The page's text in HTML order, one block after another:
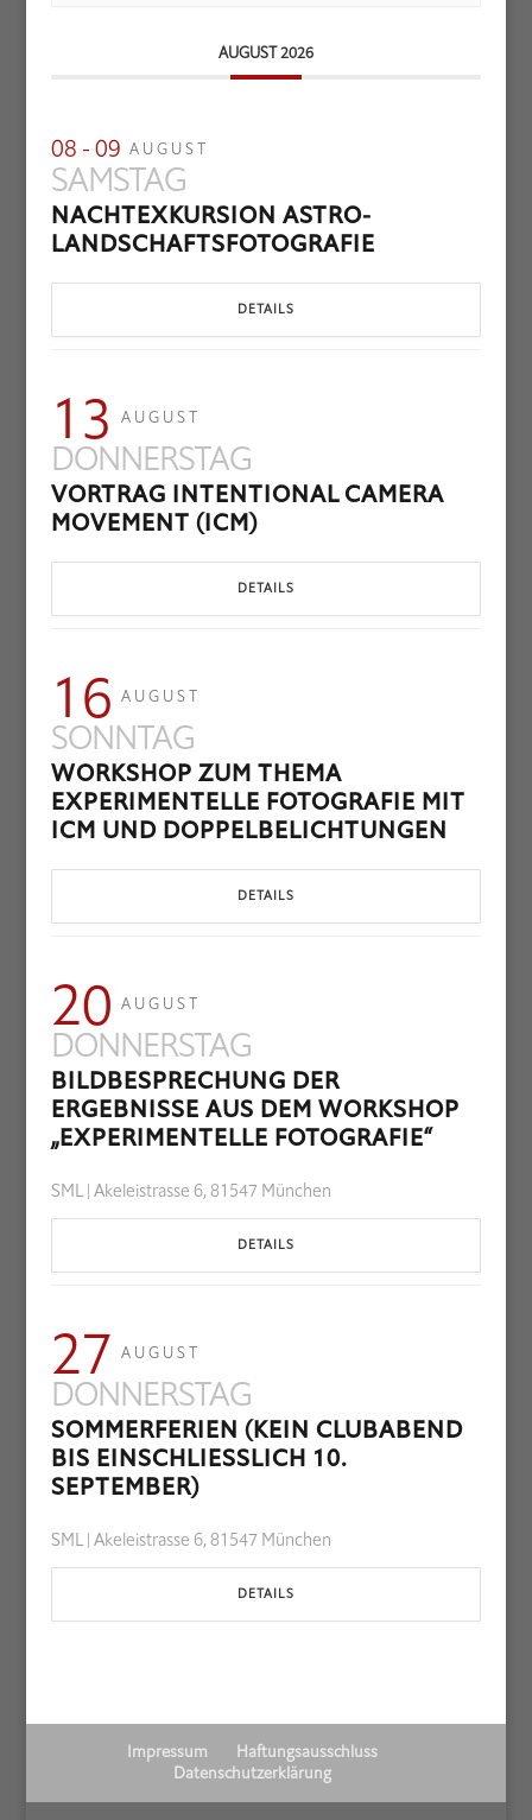
AUGUST 2026
08 - 09 AUGUST
SAMSTAG
NACHTEXKURSION ASTRO-
LANDSCHAFTSFOTOGRAFIE
DETAILS
13 AUGUST
DONNERSTAG
VORTRAG INTENTIONAL CAMERA
MOVEMENT (ICM)
DETAILS
16 AUGUST
SONNTAG
WORKSHOP ZUM THEMA
EXPERIMENTELLE FOTOGRAFIE MIT
ICM UND DOPPELBELICHTUNGEN
DETAILS
20 AUGUST
DONNERSTAG
BILDBESPRECHUNG DER
ERGEBNISSE AUS DEM WORKSHOP
„EXPERIMENTELLE FOTOGRAFIE“
SML | Akeleistrasse 6, 81547 München
DETAILS
27 AUGUST
DONNERSTAG
SOMMERFERIEN (KEIN CLUBABEND
BIS EINSCHLIESSLICH 10. S
EPTEMBER)
SML | Akeleistrasse 6, 81547 München
DETAILS
Impressum
Haftungsausschluss
Datenschutzerklärung